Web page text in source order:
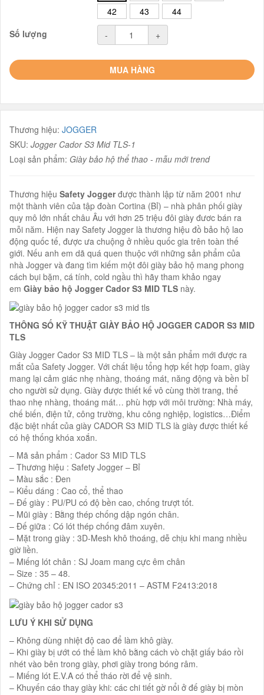
42
43
44
Số lượng
- +
MUA HÀNG
Thương hiệu: JOGGER
SKU: Jogger Cador S3 Mid TLS-1
Loại sản phẩm: Giày bảo hộ thể thao - mẫu mới trend
Thương hiệu Safety Joggerđược thành lập từ năm 2001 như
một thành viên của tập đoàn Cortina (Bỉ) – nhà phân phối giày
quy mô lớn nhất châu Âu với hơn 25 triệu đôi giày đươc bán ra
mỗi năm. Hiện nay Safety Jogger là thương hiệu đồ bảo hộ lao
động quốc tế, được ưa chuộng ở nhiều quốc gia trên toàn thế
giới. Nếu anh em dã quá quen thuộc với những sản phẩm của
nhà Jogger và đang tìm kiếm một đôi giày bảo hộ mang phong
cách bụi bặm, cá tính, cold ngầu thì hãy tham khảo ngay
em Giày bảo hộ Jogger Cador S3 MID TLS này.
THÔNG SỐ KỸ THUẬT GIÀY BẢO HỘ JOGGER CADOR S3 MID
TLS
Giày Jogger Cador S3 MID TLS – là một sản phẩm mới được ra
mắt của Safety Jogger. Với chất liệu tổng hợp kết hợp foam, giày
mang lại cảm giác nhẹ nhàng, thoáng mát, năng động và bền bỉ
cho người sử dụng. Giày được thiết kế vô cùng thời trang, thể
thao nhẹ nhàng, thoáng mát… phù hợp với môi trường: Nhà máy,
chế biến, điện tử, công trường, khu công nghiệp, logistics…Điểm
đặc biệt nhất của giày CADOR S3 MID TLS là giày được thiết kế
có hệ thống khóa xoắn.
– Mã sản phẩm : Cador S3 MID TLS
– Thương hiệu : Safety Jogger – Bỉ
– Màu sắc : Đen
– Kiểu dáng : Cao cổ, thể thao
– Đế giày : PU/PU có độ bền cao, chống trượt tốt.
– Mũi giày : Bằng thép chống dập ngón chân.
– Đế giữa : Có lót thép chống đâm xuyên.
– Mặt trong giày : 3D-Mesh khô thoáng, dễ chịu khi mang nhiều
giờ liền.
– Miếng lót chân : SJ Joam mang cực êm chân
– Size : 35 – 48.
– Chứng chỉ : EN ISO 20345:2011 – ASTM F2413:2018
LƯU Ý KHI SỬ DỤNG
– Không dùng nhiệt độ cao để làm khô giày.
– Khi giày bị ướt có thể làm khô bằng cách vò chặt giấy báo rồi
nhét vào bên trong giày, phơi giày trong bóng râm.
– Miếng lót E.V.A có thể tháo rời để vệ sinh.
– Khuyến cáo thay giày khi: các chi tiết gờ nổi ở đế giày bị mòn